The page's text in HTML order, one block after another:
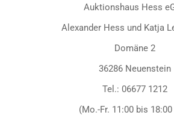
Auktionshaus Hess
Alexander Hess und Katja
Domäne 2
36286 Neuenstein
Tel.: 06677 1212
(Mo.-Fr. 11:00 bis 18:00